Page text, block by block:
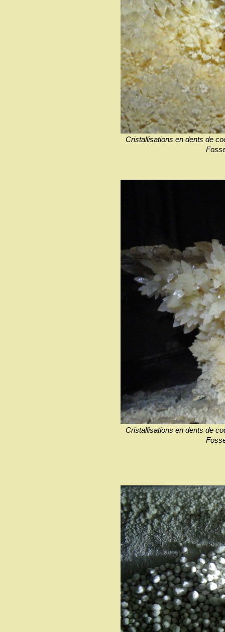
Cristallisations en dents de
Cristallisations en dents de